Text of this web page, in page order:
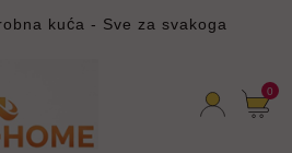
kuća - Sve za svakoga
0